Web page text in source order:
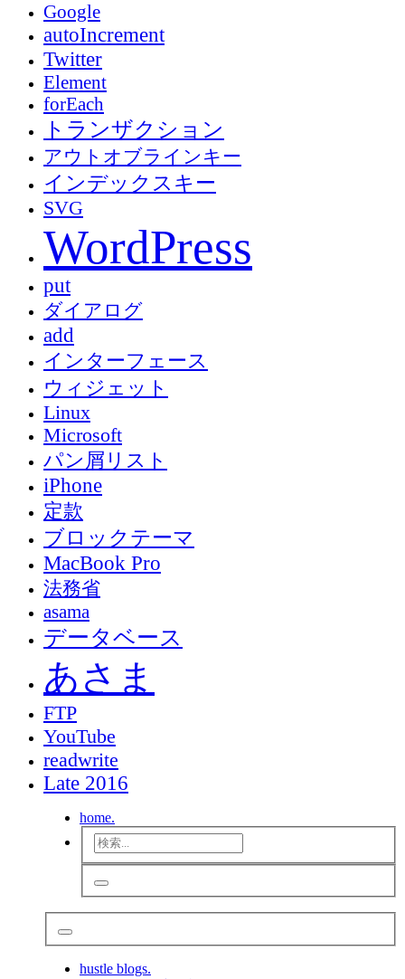
Google
autoIncrement
Twitter
Element
forEach
トランザクション
アウトオブラインキー
インデックスキー
SVG
WordPress
put
ダイアログ
add
インターフェース
ウィジェット
Linux
Microsoft
パン屑リスト
iPhone
定款
ブロックテーマ
MacBook Pro
法務省
asama
データベース
あさま
FTP
YouTube
readwrite
Late 2016
home.
hustle blogs.